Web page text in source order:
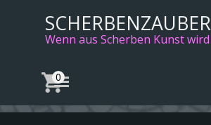
SCHERBENZAUBER
Wenn aus Scherben Kunst wird
Menü überspringen